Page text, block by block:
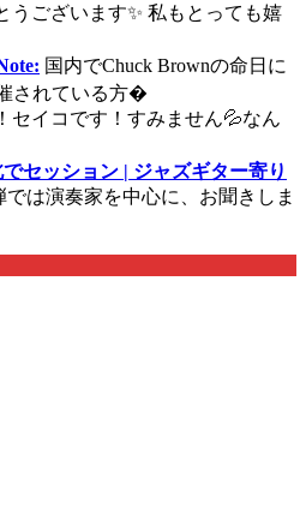
うございます✨ 私もとっても嬉
国内でChuck Brownの命日に
されている方�
セイコです！すみません💦なん
セッション | ジャズギター寄り
は演奏家を中心に、お聞きしま